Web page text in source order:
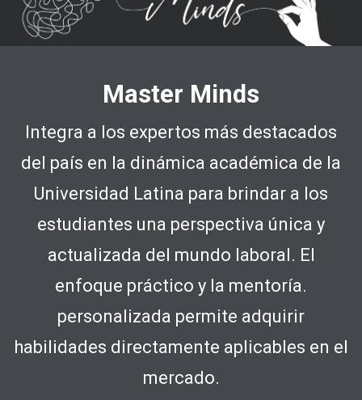
Master Minds
Integra a los expertos más destacados
del país en la dinámica académica de la
Universidad Latina para brindar a los
estudiantes una perspectiva única y
actualizada del mundo laboral. El
enfoque práctico y la mentoría.
personalizada permite adquirir
habilidades directamente aplicables en el
mercado.